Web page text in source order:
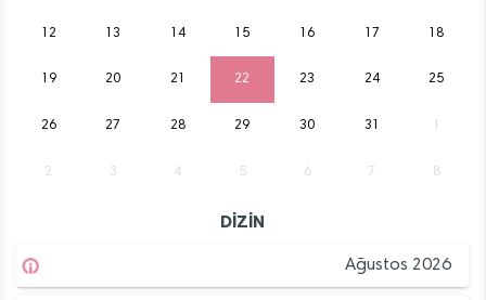
12 13 14 15 16 17 18
19 20 21 22 23 24 25
26 27 28 29 30 31
2 3 4 5 6 7 8
DİZİN
Ağustos 2026